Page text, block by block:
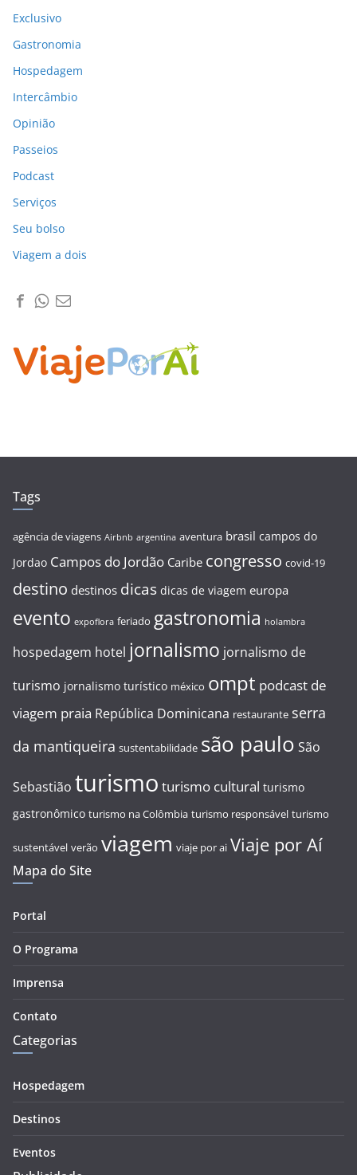
Exclusivo
Gastronomia
Hospedagem
Intercâmbio
Opinião
Passeios
Podcast
Serviços
Seu bolso
Viagem a dois
Tags
agência de viagens Airbnb argentina aventura brasil campos do
Jordao Campos do Jordão Caribe congresso covid-19
destino destinos dicas dicas de viagem europa
evento expoflora feriado gastronomia holambra
hospedagem hotel jornalismo jornalismo de
turismo jornalismo turístico méxico ompt podcast de
viagem praia República Dominicana restaurante serra
da mantiqueira sustentabilidade são paulo São
Sebastião turismo turismo cultural turismo
gastronômico turismo na Colômbia turismo responsável turismo
sustentável verão viagem viaje por ai Viaje por Aí
Mapa do Site
Portal
O Programa
Imprensa
Contato
Categorias
Hospedagem
Destinos
Eventos